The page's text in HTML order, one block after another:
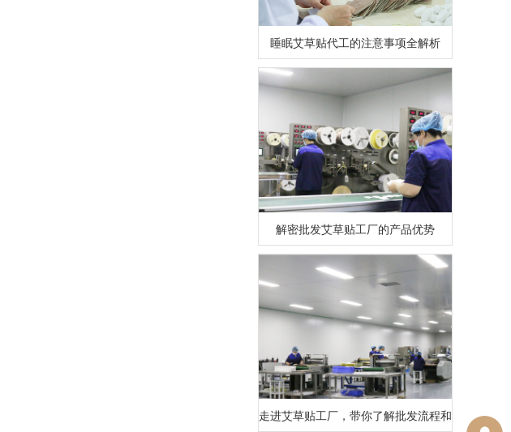
睡眠艾草贴代工的注意事项全解析
解密批发艾草贴工厂的产品优势
走进艾草贴工厂，带你了解批发流程和品质保障！